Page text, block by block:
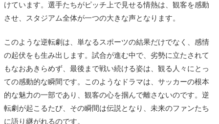
けています。選手たちがピッチ上で見せる情熱は、観客を感動
させ、スタジアム全体が一つの大きな声となります。
このような逆転劇は、単なるスポーツの結果だけでなく、感情
の起伏をも生み出します。試合が進む中で、劣勢に立たされて
もなおあきらめず、最後まで戦い続ける姿は、観る人々にとっ
ての感動的な瞬間です。このようなドラマは、サッカーの根本
的な魅力の一部であり、観客の心を掴んで離さないのです。逆
転劇が起こるたび、その瞬間は伝説となり、未来のファンたち
に語り継がれるのです。